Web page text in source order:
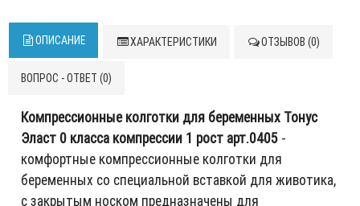
ОПИСАНИЕ ХАРАКТЕРИСТИКИ ОТЗЫВОВ (0)
ВОПРОС - ОТВЕТ (0)
Компрессионные колготки для беременных Тонус
Эласт 0 класса компрессии 1 рост арт.0405 -
комфортные компрессионные колготки для
беременных со специальной вставкой для животика,
с закрытым носком предназначены для